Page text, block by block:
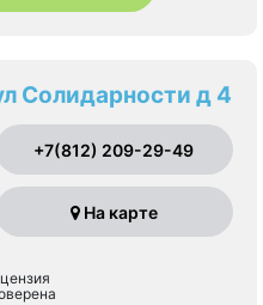
Солидарности д 4
+7(812) 209-29-49
На карте